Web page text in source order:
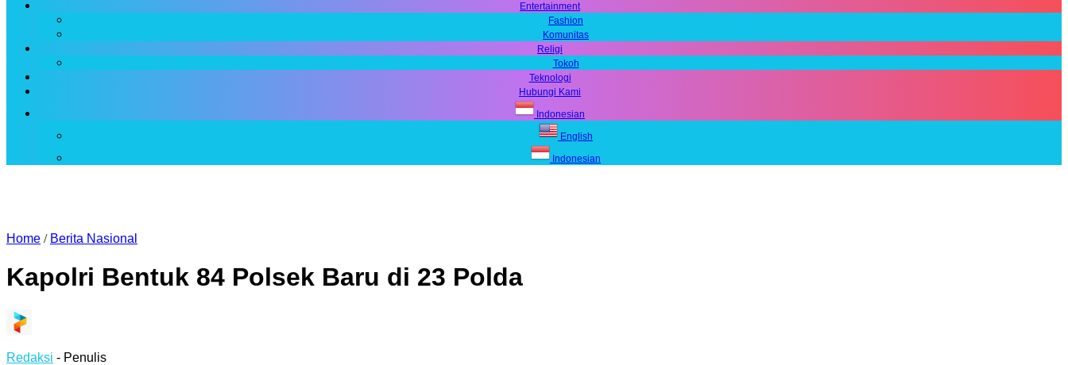
Entertainment
Fashion
Komunitas
Religi
Tokoh
Teknologi
Hubungi Kami
Indonesian
English
Indonesian
Home / Berita Nasional
Kapolri Bentuk 84 Polsek Baru di 23 Polda
Redaksi - Penulis